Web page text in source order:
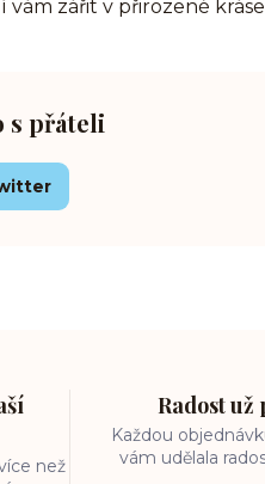
zářit v přirozené
s přáteli
než
Radost
Každou
vám udělala